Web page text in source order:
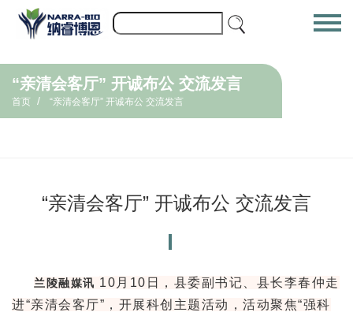
“亲清会客厅” 开诚布公 交流发言
首页 / “亲清会客厅” 开诚布公 交流发言
“亲清会客厅” 开诚布公 交流发言
兰陵融媒讯 10月10日，县委副书记、县长李春仲走
进“亲清会客厅”，开展科创主题活动，活动聚焦“强科